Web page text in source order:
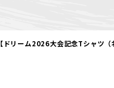
【ドリーム2026大会記念Tシャツ